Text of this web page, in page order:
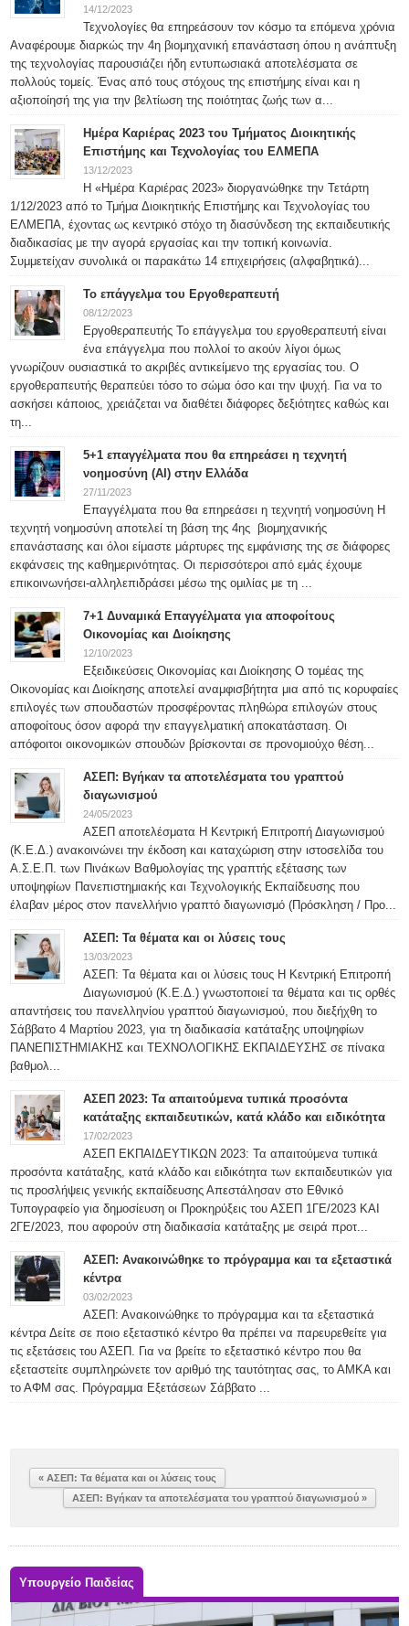
14/12/2023
Τεχνολογίες θα επηρεάσουν τον κόσμο τα επόμενα χρόνια
Αναφέρουμε διαρκώς την 4η βιομηχανική επανάσταση όπου η ανάπτυξη
της τεχνολογίας παρουσιάζει ήδη εντυπωσιακά αποτελέσματα σε
πολλούς τομείς. Ένας από τους στόχους της επιστήμης είναι και η
αξιοποίησή της για την βελτίωση της ποιότητας ζωής των α...
Ημέρα Καριέρας 2023 του Τμήματος Διοικητικής
Επιστήμης και Τεχνολογίας του ΕΛΜΕΠΑ
13/12/2023
Η «Ημέρα Καριέρας 2023» διοργανώθηκε την Τετάρτη
1/12/2023 από το Τμήμα Διοικητικής Επιστήμης και Τεχνολογίας του
ΕΛΜΕΠΑ, έχοντας ως κεντρικό στόχο τη διασύνδεση της εκπαιδευτικής
διαδικασίας με την αγορά εργασίας και την τοπική κοινωνία.
Συμμετείχαν συνολικά οι παρακάτω 14 επιχειρήσεις (αλφαβητικά)...
Το επάγγελμα του Εργοθεραπευτή
08/12/2023
Εργοθεραπευτής Το επάγγελμα του εργοθεραπευτή είναι
ένα επάγγελμα που πολλοί το ακούν λίγοι όμως
γνωρίζουν ουσιαστικά το ακριβές αντικείμενο της εργασίας του. Ο
εργοθεραπευτής θεραπεύει τόσο το σώμα όσο και την ψυχή. Για να το
ασκήσει κάποιος, χρειάζεται να διαθέτει διάφορες δεξιότητες καθώς και
τη...
5+1 επαγγέλματα που θα επηρεάσει η τεχνητή
νοημοσύνη (ΑΙ) στην Ελλάδα
27/11/2023
Επαγγέλματα που θα επηρεάσει η τεχνητή νοημοσύνη Η
τεχνητή νοημοσύνη αποτελεί τη βάση της 4ης βιομηχανικής
επανάστασης και όλοι είμαστε μάρτυρες της εμφάνισης της σε διάφορες
εκφάνσεις της καθημερινότητας. Οι περισσότεροι από εμάς έχουμε
επικοινωνήσει-αλληλεπιδράσει μέσω της ομιλίας με τη ...
7+1 Δυναμικά Επαγγέλματα για αποφοίτους
Οικονομίας και Διοίκησης
12/10/2023
Εξειδικεύσεις Οικονομίας και Διοίκησης Ο τομέας της
Οικονομίας και Διοίκησης αποτελεί αναμφισβήτητα μια από τις κορυφαίες
επιλογές των σπουδαστών προσφέροντας πληθώρα επιλογών στους
αποφοίτους όσον αφορά την επαγγελματική αποκατάσταση. Οι
απόφοιτοι οικονομικών σπουδών βρίσκονται σε προνομιούχο θέση...
ΑΣΕΠ: Βγήκαν τα αποτελέσματα του γραπτού
διαγωνισμού
24/05/2023
ΑΣΕΠ αποτελέσματα Η Κεντρική Επιτροπή Διαγωνισμού
(Κ.Ε.Δ.) ανακοινώνει την έκδοση και καταχώριση στην ιστοσελίδα του
Α.Σ.Ε.Π. των Πινάκων Βαθμολογίας της γραπτής εξέτασης των
υποψηφίων Πανεπιστημιακής και Τεχνολογικής Εκπαίδευσης που
έλαβαν μέρος στον πανελλήνιο γραπτό διαγωνισμό (Πρόσκληση / Προ...
ΑΣΕΠ: Τα θέματα και οι λύσεις τους
13/03/2023
ΑΣΕΠ: Τα θέματα και οι λύσεις τους H Κεντρική Επιτροπή
Διαγωνισμού (Κ.Ε.Δ.) γνωστοποιεί τα θέματα και τις ορθές
απαντήσεις του πανελληνίου γραπτού διαγωνισμού, που διεξήχθη το
Σάββατο 4 Μαρτίου 2023, για τη διαδικασία κατάταξης υποψηφίων
ΠΑΝΕΠΙΣΤΗΜΙΑΚΗΣ και ΤΕΧΝΟΛΟΓΙΚΗΣ ΕΚΠΑΙΔΕΥΣΗΣ σε πίνακα
βαθμολ...
ΑΣΕΠ 2023: Τα απαιτούμενα τυπικά προσόντα
κατάταξης εκπαιδευτικών, κατά κλάδο και ειδικότητα
17/02/2023
ΑΣΕΠ ΕΚΠΑΙΔΕΥΤΙΚΩΝ 2023: Τα απαιτούμενα τυπικά
προσόντα κατάταξης, κατά κλάδο και ειδικότητα των εκπαιδευτικών για
τις προσλήψεις γενικής εκπαίδευσης Απεστάλησαν στο Εθνικό
Τυπογραφείο για δημοσίευση οι Προκηρύξεις του ΑΣΕΠ 1ΓΕ/2023 ΚΑΙ
2ΓΕ/2023, που αφορούν στη διαδικασία κατάταξης με σειρά προτ...
ΑΣΕΠ: Ανακοινώθηκε το πρόγραμμα και τα εξεταστικά
κέντρα
03/02/2023
ΑΣΕΠ: Ανακοινώθηκε το πρόγραμμα και τα εξεταστικά
κέντρα Δείτε σε ποιο εξεταστικό κέντρο θα πρέπει να παρευρεθείτε για
τις εξετάσεις του ΑΣΕΠ. Για να βρείτε το εξεταστικό κέντρο που θα
εξεταστείτε συμπληρώνετε τον αριθμό της ταυτότητας σας, το ΑΜΚΑ και
το ΑΦΜ σας. Πρόγραμμα Εξετάσεων Σάββατο ...
« ΑΣΕΠ: Τα θέματα και οι λύσεις τους
ΑΣΕΠ: Βγήκαν τα αποτελέσματα του γραπτού διαγωνισμού »
Υπουργείο Παιδείας